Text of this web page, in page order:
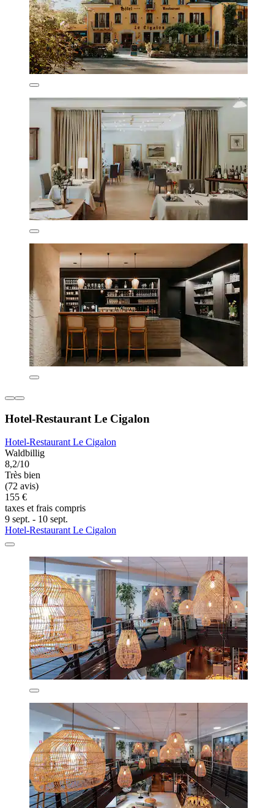
Hotel-Restaurant Le Cigalon
Hotel-Restaurant Le Cigalon
Waldbillig
8,2/10
Très bien
(72 avis)
155 €
taxes et frais compris
9 sept. - 10 sept.
Hotel-Restaurant Le Cigalon